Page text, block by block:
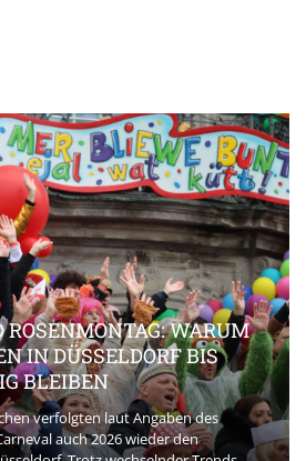
WARUM
IN DÜSSELDORF BIS
BLEIBEN
verfolgten laut Angaben des
auch 2026 wieder den